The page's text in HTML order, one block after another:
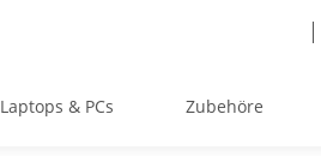
Laptops & PCs Zubehöre